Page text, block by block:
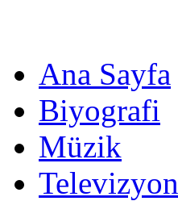
Ana Sayfa
Biyografi
Müzik
Televizyon